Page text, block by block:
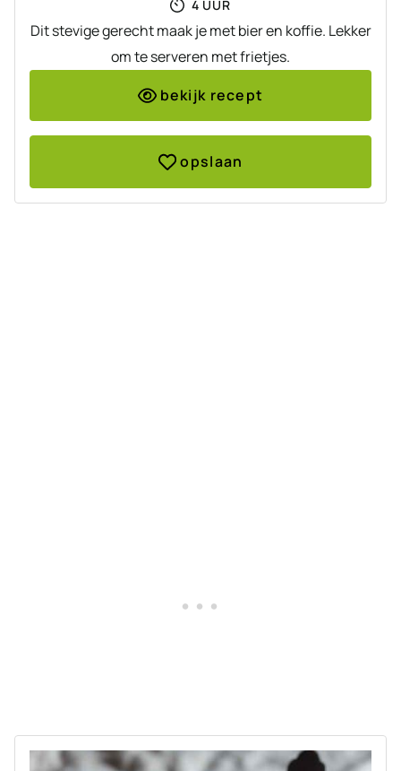
4 UUR
Dit stevige gerecht maak je met bier en koffie. Lekker
om te serveren met frietjes.
bekijk recept
opslaan